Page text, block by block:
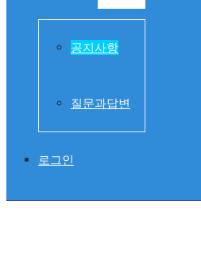
뉴
토
공지사항
질문과답변
로그인